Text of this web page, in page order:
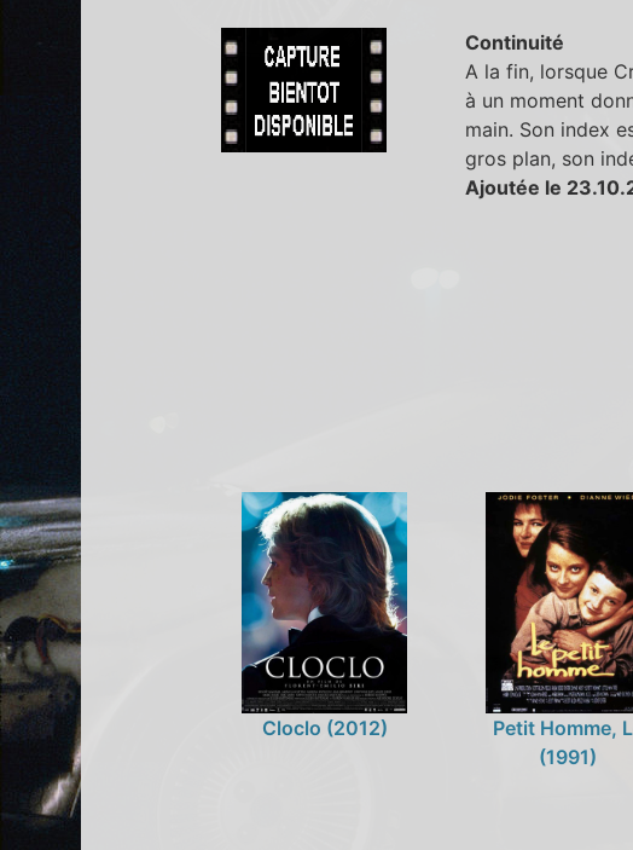
Continuité
A la fin, lorsque
à un moment
main. Son index
gros plan, son
Ajoutée le
Cloclo (2012)
Petit Homme,
(1991)